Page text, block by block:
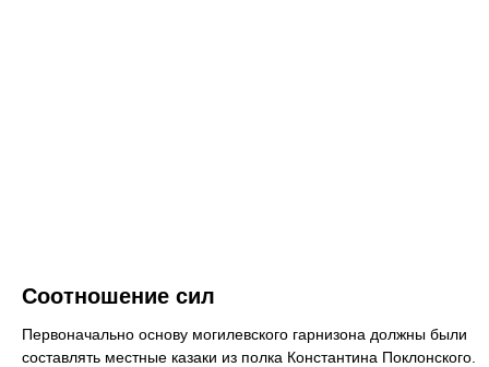
Соотношение сил
Первоначально основу могилевского гарнизона должны были
составлять местные казаки из полка Константина Поклонского.